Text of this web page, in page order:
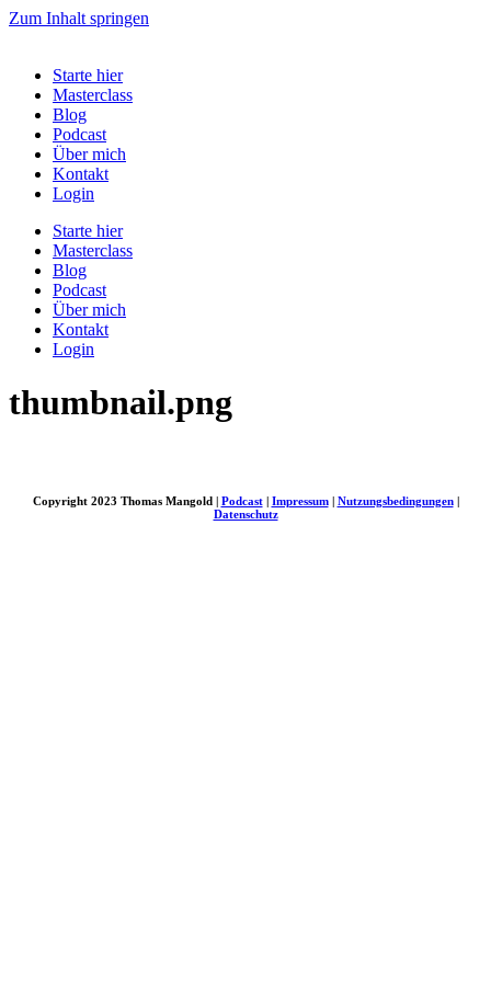
Zum Inhalt springen
Starte hier
Masterclass
Blog
Podcast
Über mich
Kontakt
Login
Starte hier
Masterclass
Blog
Podcast
Über mich
Kontakt
Login
thumbnail.png
Copyright 2023 Thomas Mangold | Podcast| Impressum| Nutzungsbedingungen|
Datenschutz